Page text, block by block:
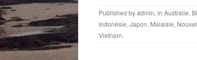
Published byadmin, in Australie,
Indonésie, Japon, Malaisie,
Vietnam.